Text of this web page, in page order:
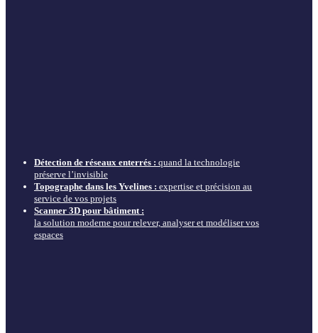
Détection de réseaux enterrés : quand la technologie
préserve l’invisible
Topographe dans les Yvelines : expertise et précision au
service de vos projets
Scanner 3D pour bâtiment :
la solution moderne pour relever, analyser et modéliser vos
espaces